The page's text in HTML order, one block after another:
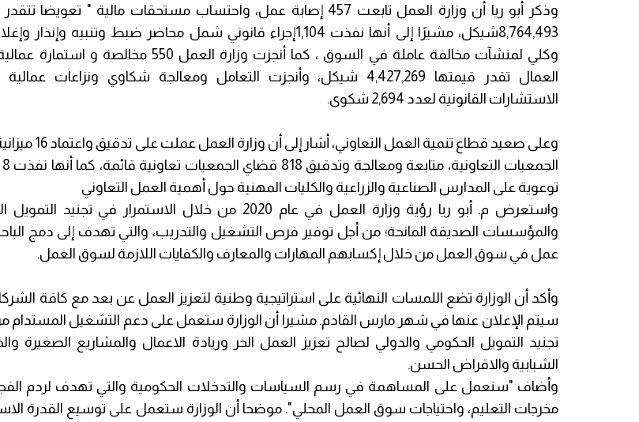
وذكر أبو ريا أن وزارة العمل تابعت 457 إصابة عمل، واحتساب مستحقات مالية " تعويضا
8,764,493شيكل، مشيرًا إلى أنها نفذت 1,104إجراء قانوني شمل محاضر ضبط وتنبيه
وكلي لمنشآت مخالفة عاملة في السوق ، كما أنجزت وزارة العمل 550 مخالصة و
العمال تقدر قيمتها 4,427,269 شيكل، وأنجزت التعامل ومعالجة شكاوي ونزاعات
الاستشارات القانونية لعدد 2,694 شكوى.
وعلى صعيد قطاع تنمية العمل التعاوني،
توعوية على المدارس الصناعية والزراعية والكليات المهنية حول أهمية العمل التعاوني
واستعرض م. أبو ريا رؤية وزارة العمل في عام 2020 من خلال الاستمرار في تجنيد
والمؤسسات الصديقة المانحة؛ من أجل توفير فرص التشغيل والتدريب، والتي تهدف إلى دمج
عمل في سوق العمل من خلال إكسابهم المهارات والمعارف والكفايات اللازمة لسوق العمل.
وأكد أن الوزارة تضع اللمسات النهائية على استراتيجية وطنية لتعزيز العمل عن بعد مع كافة
سيتم الإعلان عنها في شهر مارس القادم. مشيرا أن الوزارة ستعمل على دعم التشغيل المستدام
تجنيد التمويل الحكومي والدولي لصالح تعزيز العمل الحر وريادة الاعمال والمشاريع الصغيرة
الشبابية والاقراض الحسن.
وأضاف "سنعمل على المساهمة في رسم السياسات والتدخلات الحكومية والتي تهدف لردم
مخرجات التعليم، واحتياجات سوق العمل المحلي". موضحا أن الوزارة ستعمل على توسيع القدرة